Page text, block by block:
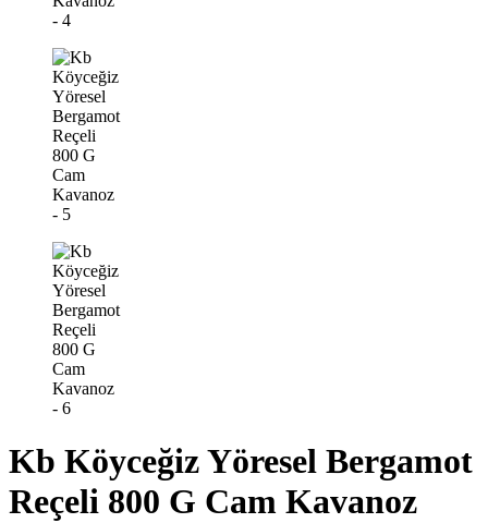
Kb Köyceğiz Yöresel Bergamot
Reçeli 800 G Cam Kavanoz